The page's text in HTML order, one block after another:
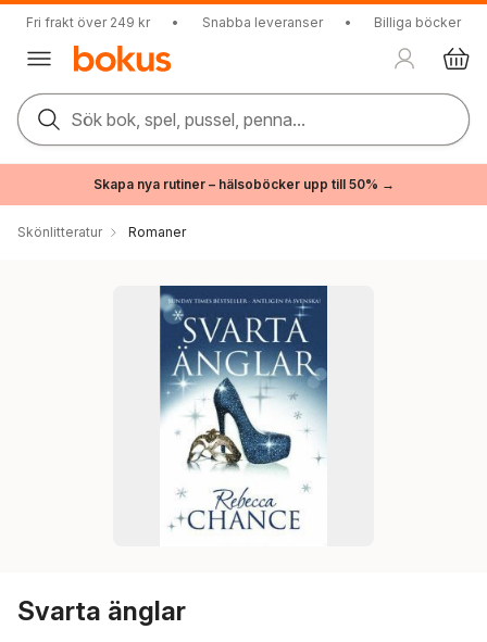
Fri frakt över 249 kr • Snabba leveranser • Billiga böcker
Sök bok, spel, pussel, penna...
Skapa nya rutiner – hälsoböcker upp till 50% →
Skönlitteratur Romaner
Svarta änglar